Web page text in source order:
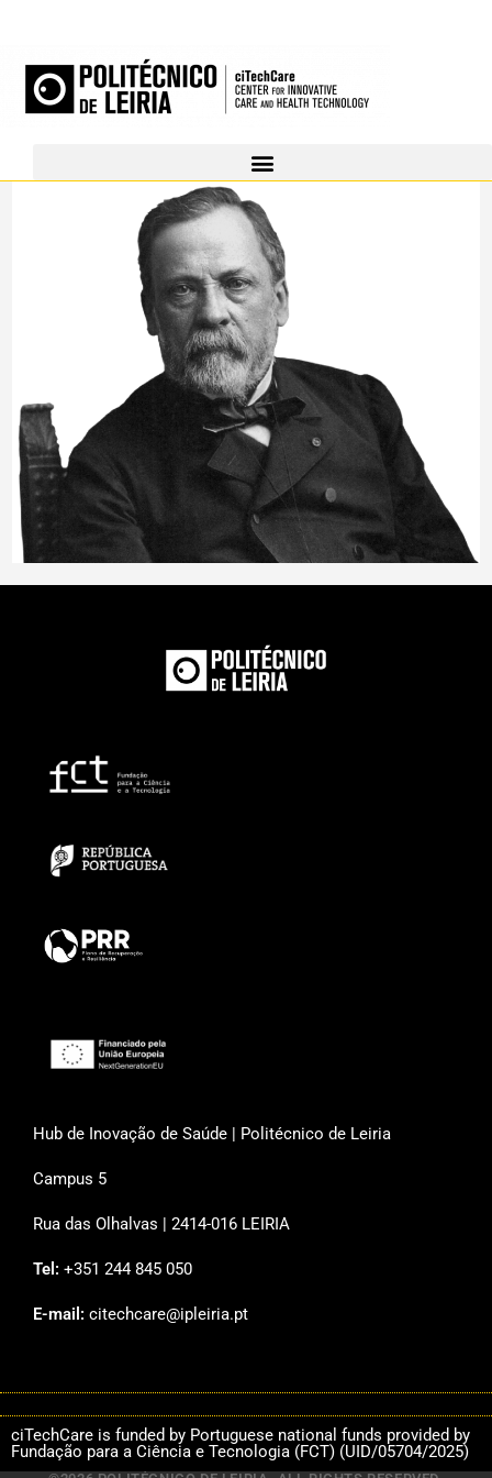
Hub de Inovação de Saúde | Politécnico de Leiria
Campus 5
Rua das Olhalvas | 2414-016 LEIRIA
Tel: +351 244 845 050
E-mail: citechcare@ipleiria.pt
ciTechCare is funded by Portuguese national funds provided by
Fundação para a Ciência e Tecnologia (FCT) (UID/05704/2025)